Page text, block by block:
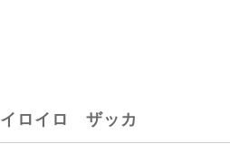
イロイロ ザッカ